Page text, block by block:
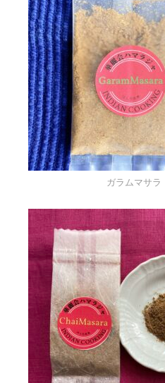
ガラムマサラ